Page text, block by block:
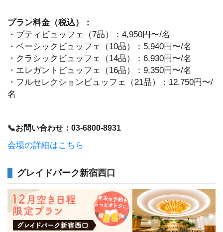
プラン料金（税込）：
・プティビュッフェ（7品）：4,950円〜/名
・ベーシックビュッフェ（10品）：5,940円〜/名
・クラシックビュッフェ（14品）：6,930円〜/名
・エレガントビュッフェ（16品）：9,350円〜/名
・フルセレクションビュッフェ（21品）：12,750円〜/
名
📞お問い合わせ：03-6800-8931
会場の詳細はこちら
グレイドパーク新宿西口